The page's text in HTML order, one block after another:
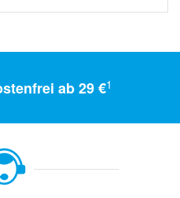
ab 29 €1